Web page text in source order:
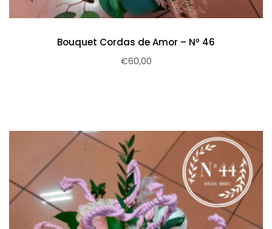
Bouquet Cordas de Amor – Nº 46
€60,00